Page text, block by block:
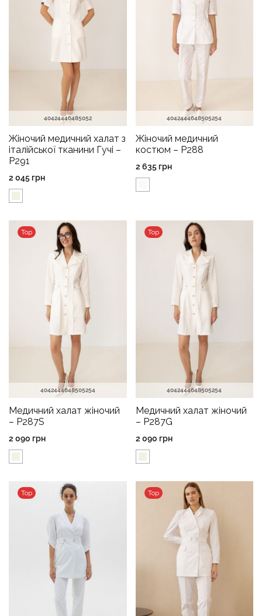
40424446485052
Жіночий медичний халат з
італійської тканини Гучі –
P291
2 045 грн
4042444648505254
Жіночий медичний
костюм – P288
2 635 грн
Top
4042444648505254
Медичний халат жіночий
– P287S
2 090 грн
Top
4042444648505254
Медичний халат жіночий
– P287G
2 090 грн
Top Top